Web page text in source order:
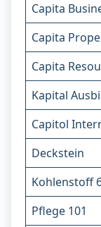
Capita
Capita
Capita
Kapital
Capitol
Deckstein
Kohlenstoff
Pflege 101